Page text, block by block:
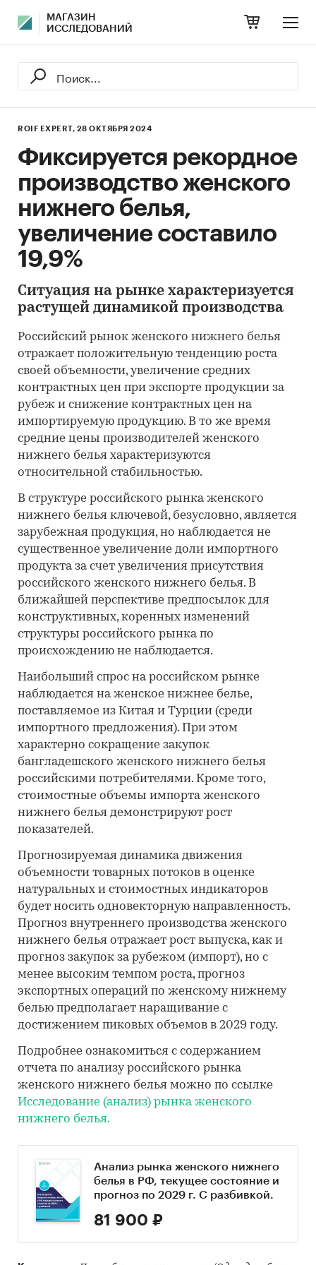
МАГАЗИН
ИССЛЕДОВАНИЙ
ROIF EXPERT, 28 ОКТЯБРЯ 2024
Фиксируется рекордное
производство женского
нижнего белья,
увеличение составило
19,9%
Ситуация на рынке характеризуется
растущей динамикой производства
Российский рынок женского нижнего белья
отражает положительную тенденцию роста
своей объемности, увеличение средних
контрактных цен при экспорте продукции за
рубеж и снижение контрактных цен на
импортируемую продукцию. В то же время
средние цены производителей женского
нижнего белья характеризуются
относительной стабильностью.
В структуре российского рынка женского
нижнего белья ключевой, безусловно, является
зарубежная продукция, но наблюдается не
существенное увеличение доли импортного
продукта за счет увеличения присутствия
российского женского нижнего белья. В
ближайшей перспективе предпосылок для
конструктивных, коренных изменений
структуры российского рынка по
происхождению не наблюдается.
Наибольший спрос на российском рынке
наблюдается на женское нижнее белье,
поставляемое из Китая и Турции (среди
импортного предложения). При этом
характерно сокращение закупок
бангладешского женского нижнего белья
российскими потребителями. Кроме того,
стоимостные объемы импорта женского
нижнего белья демонстрируют рост
показателей.
Прогнозируемая динамика движения
объемности товарных потоков в оценке
натуральных и стоимостных индикаторов
будет носить одновекторную направленность.
Прогноз внутреннего производства женского
нижнего белья отражает рост выпуска, как и
прогноз закупок за рубежом (импорт), но с
менее высоким темпом роста, прогноз
экспортных операций по женскому нижнему
белью предполагает наращивание с
достижением пиковых объемов в 2029 году.
Подробнее ознакомиться с содержанием
отчета по анализу российского рынка
женского нижнего белья можно по ссылке
Исследование (анализ) рынка женского
нижнего белья.
Анализ рынка женского нижнего
белья в РФ, текущее состояние и
прогноз по 2029 г. С разбивкой.
81 900 ₽